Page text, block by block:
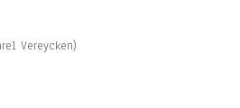
Vereycken)